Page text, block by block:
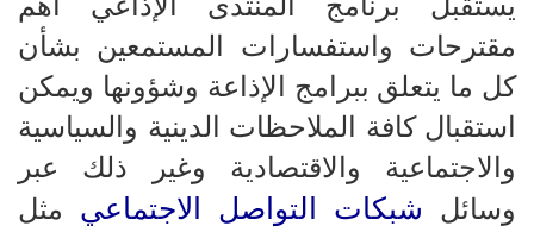
مقترحات واستفسارات المستمعين بشأن
كل ما يتعلق ببرامج الإذاعة وشؤونها ويمكن
استقبال كافة الملاحظات الدينية والسياسية
والاجتماعية والاقتصادية وغير ذلك عبر
وسائل شبكات التواصل الاجتماعي مثل